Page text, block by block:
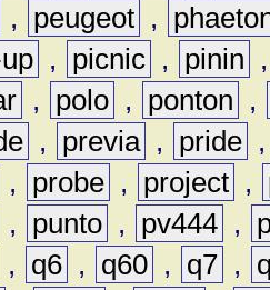
, peugeot ,
, picnic , pinin
, polo , ponton
,
, previa , pride
, probe , project ,
, punto , pv444 ,
, q6 , q60 , q7 ,